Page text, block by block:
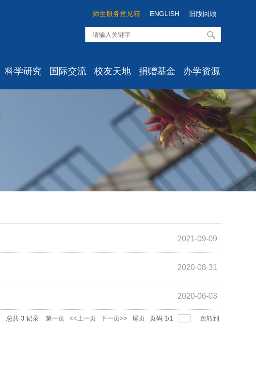
旧版回顾
ENGLISH
师生服务意见箱
科学研究
专家观点
国际交流
出国出境
国际学生
办事流程
校友天地
校友组织
校友活动
校友风采
校友服务
校友心愿墙/留言板
捐赠基金
经院基金介绍
经院思想项目
经院学者项目
经院之光项目
经院发展项目
经院校友项目
办学资源
高级培训
资料室
实验中心
2021-09-09
2020-08-31
2020-06-03
总共 3 记录 第一页 <<上一页 下一页>> 尾页 页码 1/1 跳转到